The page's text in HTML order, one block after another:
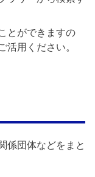
とができますの
活用ください。
係団体などをまと